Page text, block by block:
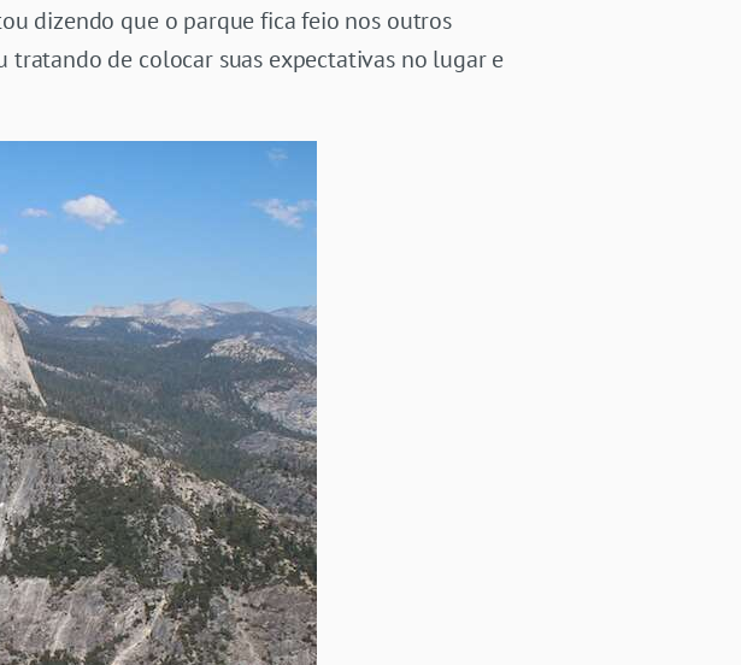
dizendo que o parque fica feio nos outros
tratando de colocar suas expectativas no lugar e